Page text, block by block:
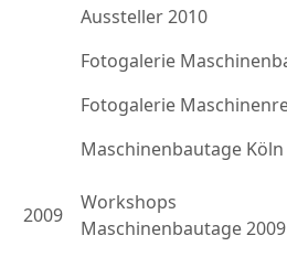
Aussteller 2010
Fotogalerie
Fotogalerie
2009
Maschinenbautage Köln
Workshops
Maschinenbautage 2009